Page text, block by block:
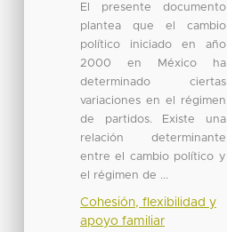
El presente documento
plantea que el cambio
político iniciado en año
2000 en México ha
determinado ciertas
variaciones en el régimen
de partidos. Existe una
relación determinante
entre el cambio político y
el régimen de ...
Cohesión, flexibilidad y
apoyo familiar